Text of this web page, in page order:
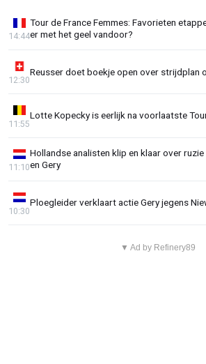
Tour de France Femmes: Favorieten
er met het geel vandoor?
14:44
Reusser doet boekje open over strijdplan
12:30
Lotte Kopecky is eerlijk na voorlaatste
11:55
Hollandse analisten klip en klaar over
en Gery
11:10
Ploegleider verklaart actie Gery jegens
10:30
▼ Ad by Refinery89